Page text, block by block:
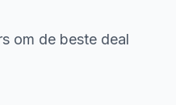
om de beste deal